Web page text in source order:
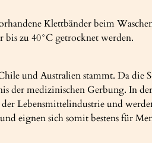
Klettbänder beim
zu 40°C getrocknet werden.
und Australien stammt. Da die
der medizinischen Gerbung. In
Lebensmittelindustrie und
eignen sich somit bestens für